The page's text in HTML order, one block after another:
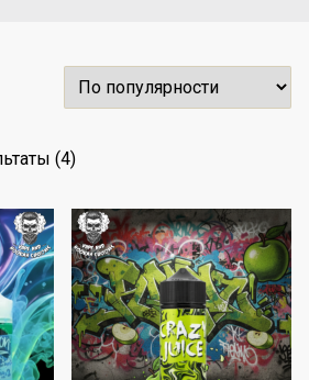
(4)С
р
т
и
р
о
в